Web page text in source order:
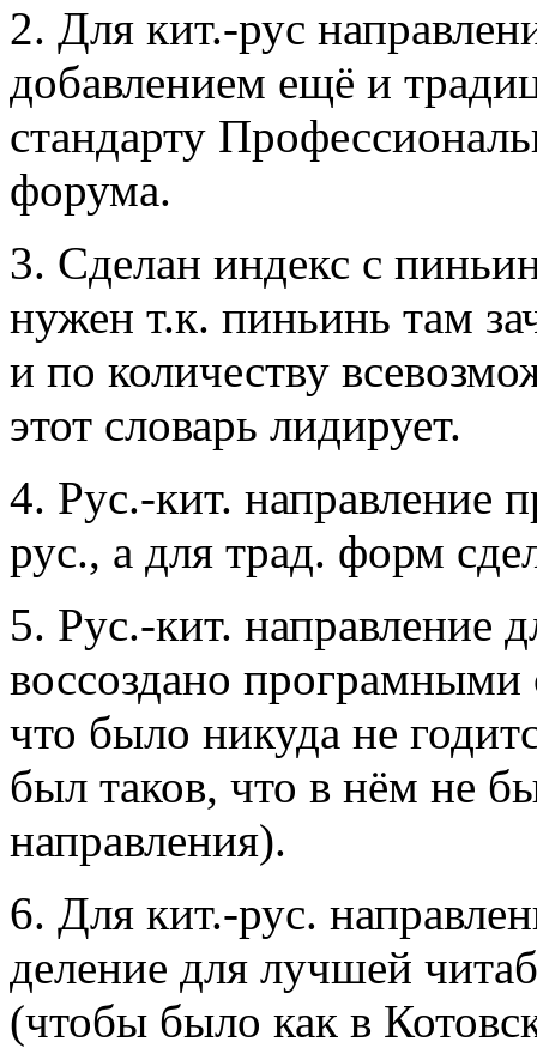
2. Для кит.-рус
добавлением ещё и
стандарту
форума.
3. Сделан индекс с
нужен т.к. пиньинь там
и по количеству
этот словарь лидирует.
4. Рус.-кит. направление
рус., а для трад. форм
5. Рус.-кит. направление
воссоздано програмными
что было никуда не
был таков, что в нём не
направления).
6. Для кит.-рус.
деление для лучшей
(чтобы было как в